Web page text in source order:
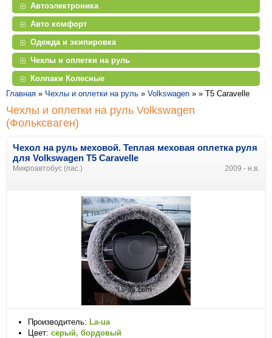
Автоэлектроника
Авто комфорт
Одежда и экипировка
Чехлы и оплетки на руль
Колпаки Колесные
Главная » Чехлы и оплетки на руль » Volkswagen » » T5 Caravelle
Чехлы и оплетки на руль Volkswagen
(Фольксваген)
Чехол на руль меховой. Теплая меховая оплетка руля
для Volkswagen T5 Caravelle
Микроавтобус (пас.) 2009 - н.в.
Производитель: La-ua
Цвет: серый, бордовый